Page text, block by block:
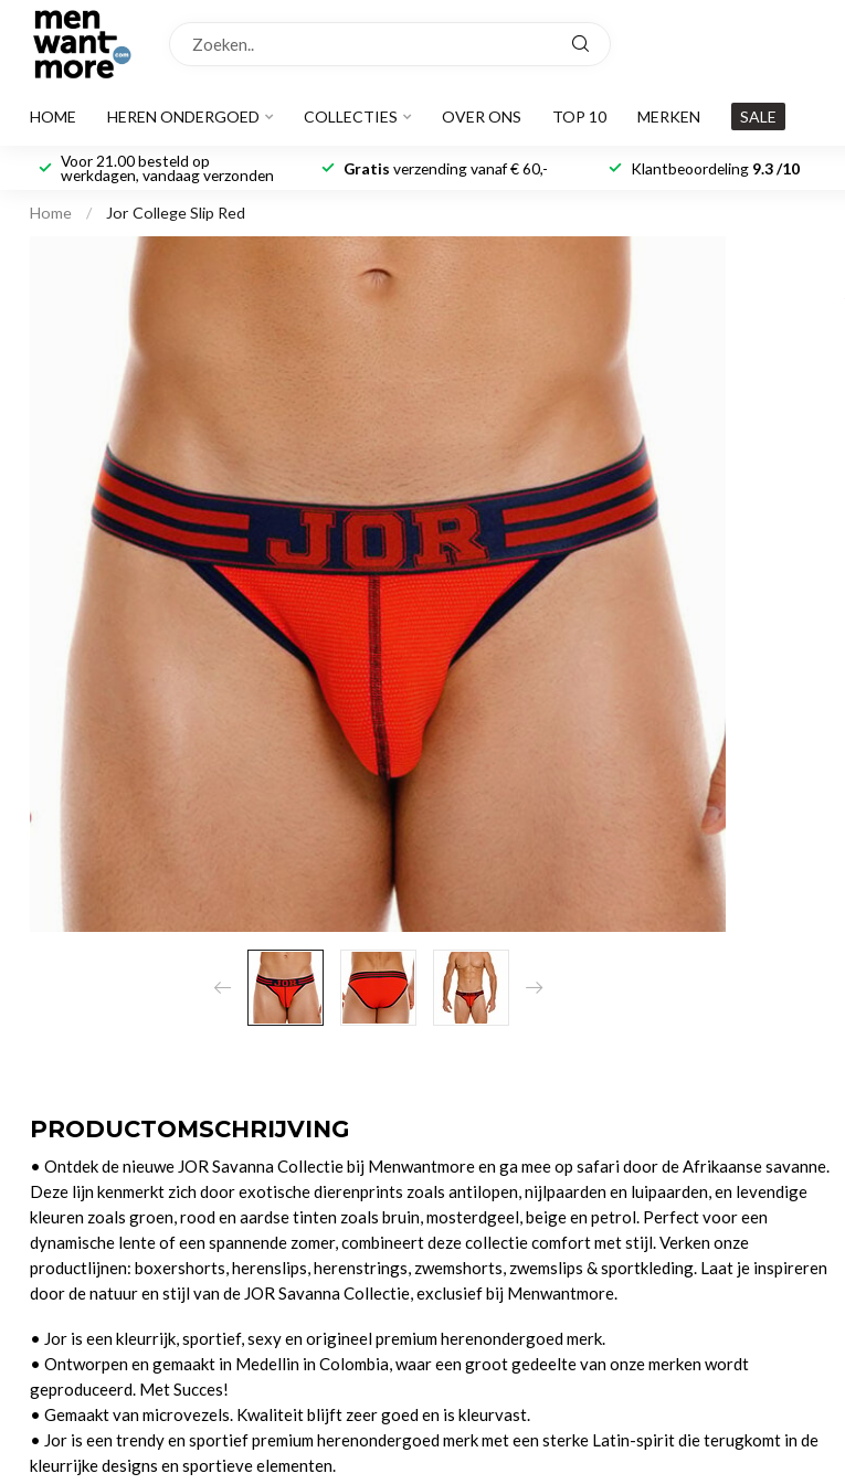
HOME HEREN ONDERGOED COLLECTIES OVER ONS TOP 10 MERKEN SALE
Voor 21.00 besteld op
werkdagen, vandaag verzonden Gratis verzending vanaf € 60,- Klantbeoordeling 9.3 /10
Home / Jor College Slip Red
PRODUCTOMSCHRIJVING
• Ontdek de nieuwe JOR Savanna Collectie bij Menwantmore en ga mee op safari door de Afrikaanse savanne.
Deze lijn kenmerkt zich door exotische dierenprints zoals antilopen, nijlpaarden en luipaarden, en levendige
kleuren zoals groen, rood en aardse tinten zoals bruin, mosterdgeel, beige en petrol. Perfect voor een
dynamische lente of een spannende zomer, combineert deze collectie comfort met stijl. Verken onze
productlijnen: boxershorts, herenslips, herenstrings, zwemshorts, zwemslips & sportkleding. Laat je inspireren
door de natuur en stijl van de JOR Savanna Collectie, exclusief bij Menwantmore.
• Jor is een kleurrijk, sportief, sexy en origineel premium herenondergoed merk.
• Ontworpen en gemaakt in Medellin in Colombia, waar een groot gedeelte van onze merken wordt
geproduceerd. Met Succes!
• Gemaakt van microvezels. Kwaliteit blijft zeer goed en is kleurvast.
• Jor is een trendy en sportief premium herenondergoed merk met een sterke Latin-spirit die terugkomt in de
kleurrijke designs en sportieve elementen.